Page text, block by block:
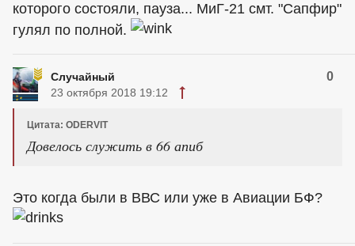
которого состояли, пауза... МиГ-21 смт. "Сапфир"
гулял по полной.
Случайный 0
23 октября 2018 19:12
Цитата: ODERVIT
Довелось служить в 66 апиб
Это когда были в ВВС или уже в Авиации БФ?